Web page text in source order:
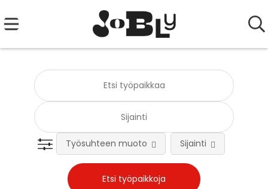
Työsuhteen muoto Sijainti